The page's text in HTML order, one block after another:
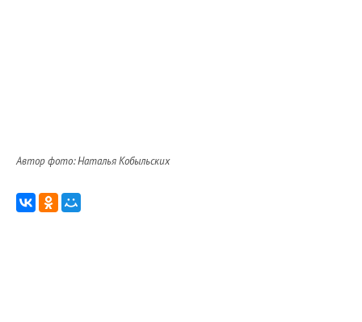
Автор фото: Наталья Кобыльских